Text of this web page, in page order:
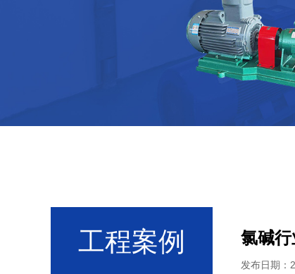
工程案例 氯碱行
发布日期：